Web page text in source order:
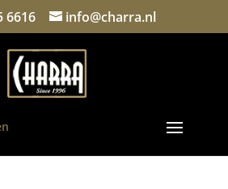
6616 info@charra.nl